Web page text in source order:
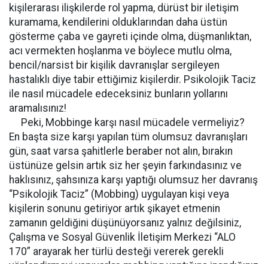
kişilerarası ilişkilerde rol yapma, dürüst bir iletişim
kuramama, kendilerini olduklarından daha üstün
gösterme çaba ve gayreti içinde olma, düşmanlıktan,
acı vermekten hoşlanma ve böylece mutlu olma,
bencil/narsist bir kişilik davranışlar sergileyen
hastalıklı diye tabir ettiğimiz kişilerdir. Psikolojik Taciz
ile nasıl mücadele edeceksiniz bunların yollarını
aramalısınız!
Peki, Mobbinge karşı nasıl mücadele vermeliyiz?
En başta size karşı yapılan tüm olumsuz davranışları
gün, saat varsa şahitlerle beraber not alın, bırakın
üstünüze gelsin artık siz her şeyin farkındasınız ve
haklısınız, şahsınıza karşı yaptığı olumsuz her davranış
“Psikolojik Taciz” (Mobbing) uygulayan kişi veya
kişilerin sonunu getiriyor artık şikayet etmenin
zamanın geldiğini düşünüyorsanız yalnız değilsiniz,
Çalışma ve Sosyal Güvenlik İletişim Merkezi “ALO
170” arayarak her türlü desteği vererek gerekli